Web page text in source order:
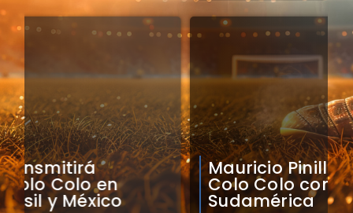
Mauricio Pinilla compara a
Colo Colo con Real Madrid de
Sudamérica